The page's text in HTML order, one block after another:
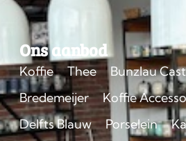
Ons aanbod
Koffie Thee
Bunzlau
Bredemeijer
Koffie
Delfts Blauw
Porselein